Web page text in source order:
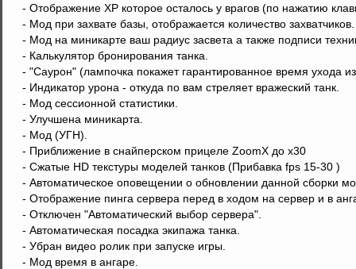
- Отображение XP которое осталось у врагов (по нажатию
- Мод при захвате базы, отображается количество захватчиков.
- Мод на миникарте ваш радиус засвета а также подписи
- Калькулятор бронирования танка.
- "Саурон" (лампочка покажет гарантированное время ухода
- Индикатор урона - откуда по вам стреляет вражеский танк.
- Мод сессионной статистики.
- Улучшена миникарта.
- Мод (УГН).
- Приближение в снайперском прицеле ZoomX до х30
- Сжатые HD текстуры моделей танков (Прибавка fps 15-30 )
- Автоматическое оповещении о обновлении данной сборки
- Отображение пинга сервера перед в ходом на сервер и в
- Отключен "Автоматический выбор сервера".
- Автоматическая посадка экипажа танка.
- Убран видео ролик при запуске игры.
- Мод время в ангаре.